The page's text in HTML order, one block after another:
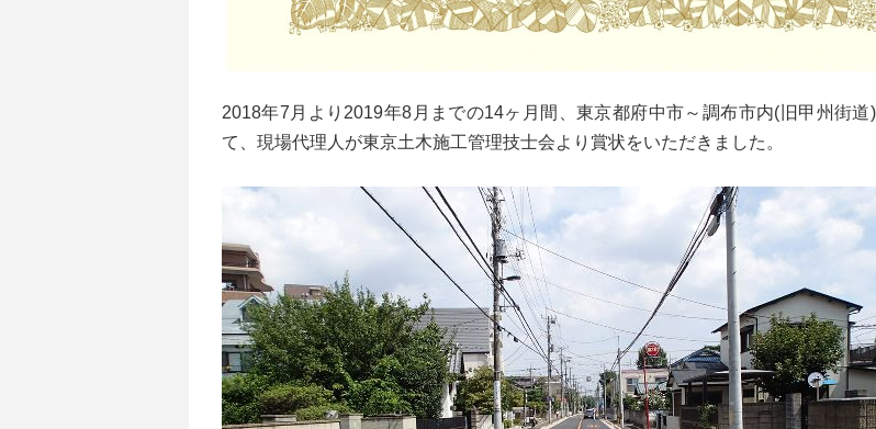
2018年7月より2019年8月までの14ヶ月間、東京都府中市～調布市内(旧甲州街
て、現場代理人が東京土木施工管理技士会より賞状をいただきました。